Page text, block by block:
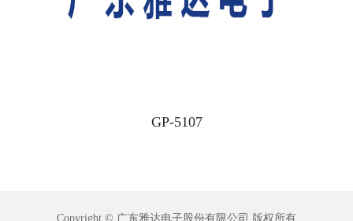
GP-5107
Copyright © 广东雅达电子股份有限公司 版权所有